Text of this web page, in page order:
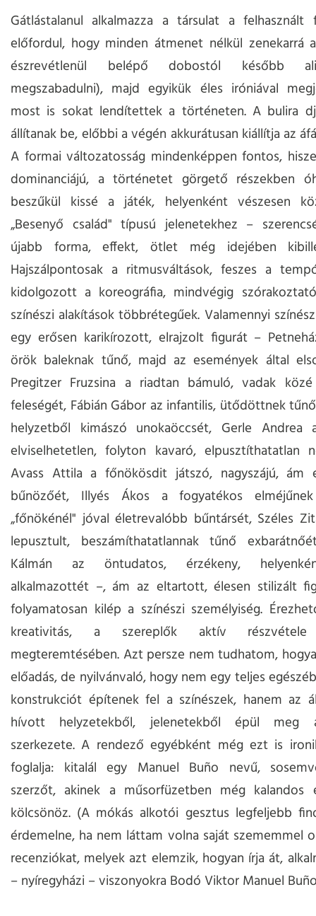
Gátlástalanul alkalmazza a társulat a felhasznált
előfordul, hogy minden átmenet nélkül zenekarrá
észrevétlenül belépő dobostól később
megszabadulni), majd egyikük éles iróniával
most is sokat lendítettek a történeten. A bulira
állítanak be, előbbi a végén akkurátusan kiállítja az
A formai változatosság mindenképpen fontos,
dominanciájú, a történetet görgető részekben
beszűkül kissé a játék, helyenként vészesen
„Besenyő család" típusú jelenetekhez –
újabb forma, effekt, ötlet még idejében
Hajszálpontosak a ritmusváltások, feszes a
kidolgozott a koreográfia, mindvégig
színészi alakítások többrétegűek. Valamennyi
egy erősen karikírozott, elrajzolt figurát –
örök baleknak tűnő, majd az események által
Pregitzer Fruzsina a riadtan bámuló, vadak
feleségét, Fábián Gábor az infantilis, ütődöttnek
helyzetből kimászó unokaöccsét, Gerle Andrea
elviselhetetlen, folyton kavaró, elpusztíthatatlan
Avass Attila a főnökösdit játszó, nagyszájú, ám
bűnözőét, Illyés Ákos a fogyatékos
„főnökénél" jóval életrevalóbb bűntársét, Széles
lepusztult, beszámíthatatlannak tűnő
Kálmán az öntudatos, érzékeny,
alkalmazottét –, ám az eltartott, élesen stilizált
folyamatosan kilép a színészi személyiség.
kreativitás, a szereplők aktív
megteremtésében. Azt persze nem tudhatom,
előadás, de nyilvánvaló, hogy nem egy teljes
konstrukciót építenek fel a színészek, hanem az
hívott helyzetekből, jelenetekből épül meg
szerkezete. A rendező egyébként még ezt is
foglalja: kitalál egy Manuel Buño nevű,
szerzőt, akinek a műsorfüzetben még kalandos
kölcsönöz. (A mókás alkotói gesztus legfeljebb
érdemelne, ha nem láttam volna saját szememmel
recenziókat, melyek azt elemzik, hogyan írja át,
– nyíregyházi – viszonyokra Bodó Viktor Manuel